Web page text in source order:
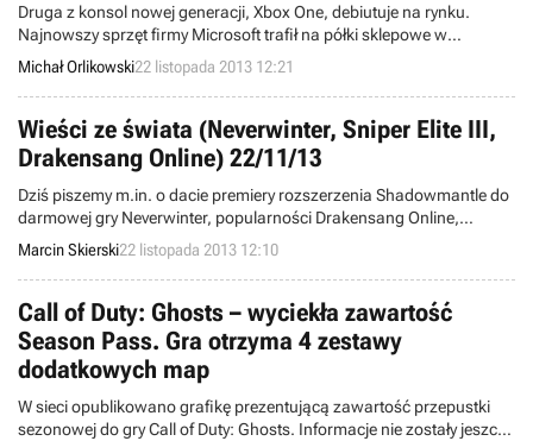
Druga z konsol nowej generacji, Xbox One, debiutuje na rynku.
Najnowszy sprzęt firmy Microsoft trafił na półki sklepowe w
trzynastu krajach.
Michał Orlikowski22 listopada 2013 12:21
Wieści ze świata (Neverwinter, Sniper Elite III,
Drakensang Online) 22/11/13
Dziś piszemy m.in. o dacie premiery rozszerzenia Shadowmantle do
darmowej gry Neverwinter, popularności Drakensang Online,
wsparciu dla technologii Mantle w Sniper Elite III: Afrika, a także o
dużym popycie na PlayStation 4. Witamy w wieściach ze świata -
codziennej porcji krótkich wiadomości.
Marcin Skierski22 listopada 2013 12:10
Call of Duty: Ghosts – wyciekła zawartość
Season Pass. Gra otrzyma 4 zestawy
dodatkowych map
W sieci opublikowano grafikę prezentującą zawartość przepustki
sezonowej do gry Call of Duty: Ghosts. Informacje nie zostały jeszcze